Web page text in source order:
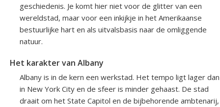
geschiedenis. Je komt hier niet voor de glitter van een
wereldstad, maar voor een inkijkje in het Amerikaanse
bestuurlijke hart en als uitvalsbasis naar de omliggende
natuur.
Het karakter van Albany
Albany is in de kern een werkstad. Het tempo ligt lager dan
in New York City en de sfeer is minder gehaast. De stad
draait om het State Capitol en de bijbehorende ambtenarij,